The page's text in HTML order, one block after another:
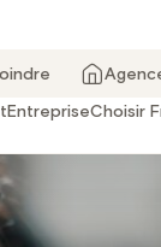
EntrepriseChoisir